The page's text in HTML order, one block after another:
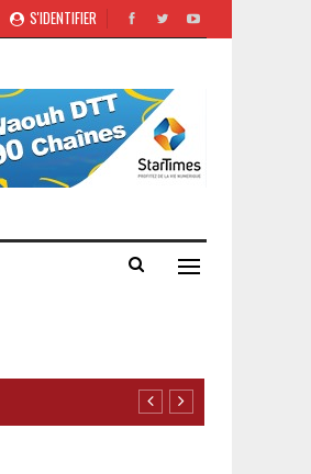
S'IDENTIFIER